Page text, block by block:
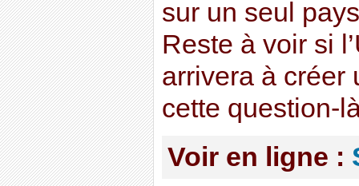
sur un seul
Reste à voir si
arrivera à créer
cette question-
Voir en ligne :